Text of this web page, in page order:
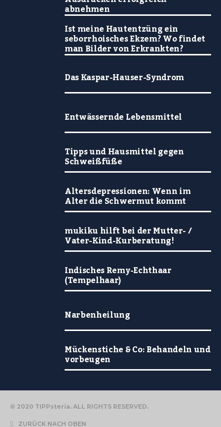
abnehmen
Ist meine Hautentzüng ein
seborrhoisches Ekzem? Wo findet
man Bilder von Erkrankten?
Das Kaspar-Hauser-Syndrom
Entwässernde Lebensmittel
Tipps und Hausmittel gegen
Schweißfüße
Altersdepressionen: Wenn im
Alter die Schwermut kommt
mukiku hilft bei der Mutter- /
Vater-Kind-Kurberatung!
Indisches Remy-Echthaar
(Tempelhaar)
Narbenheilung
Mückenstiche & Co: Behandeln und
vorbeugen
© 2020 TIPPsteria. ALL RIGHTS RESERVED.
ZURÜCK NACH OBEN